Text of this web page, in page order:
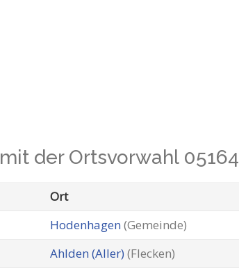
mit der Ortsvorwahl 05164
Ort
Hodenhagen (Gemeinde)
Ahlden (Aller) (Flecken)